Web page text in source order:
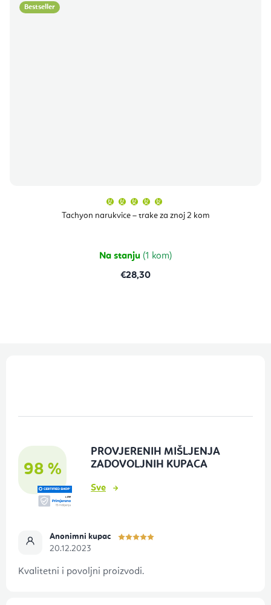
Bestseller
Tachyon narukvice – trake za znoj 2 kom
proizvoda
je
zvjezdica.
Na stanju (1 kom)
€28,30
98 %
PROVJERENIH MIŠLJENJA
ZADOVOLJNIH KUPACA
Sve
Anonimni kupac
20.12.2023
Kvalitetni i povoljni proizvodi.